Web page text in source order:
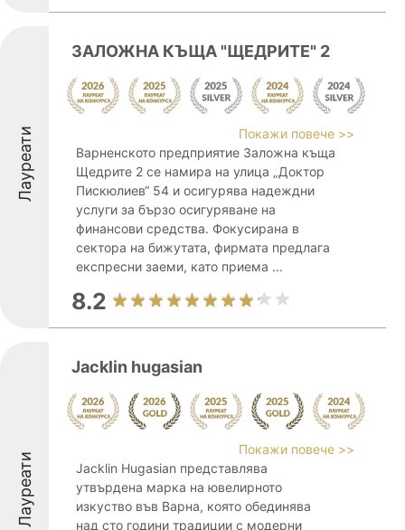
Лауреати
ЗАЛОЖНА КЪЩА "ЩЕДРИТЕ" 2
Покажи повече >>
Варненското предприятие Заложна къща
Щедрите 2 се намира на улица „Доктор
Пискюлиев“ 54 и осигурява надеждни
услуги за бързо осигуряване на
финансови средства. Фокусирана в
сектора на бижутата, фирмата предлага
експресни заеми, като приема ...
8.2
Лауреати
Jacklin hugasian
Покажи повече >>
Jacklin Hugasian представлява
утвърдена марка на ювелирното
изкуство във Варна, която обединява
над сто години традиции с модерни